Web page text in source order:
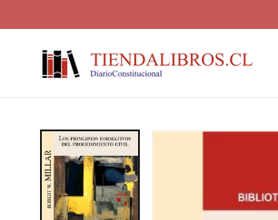
al contenido
directamente